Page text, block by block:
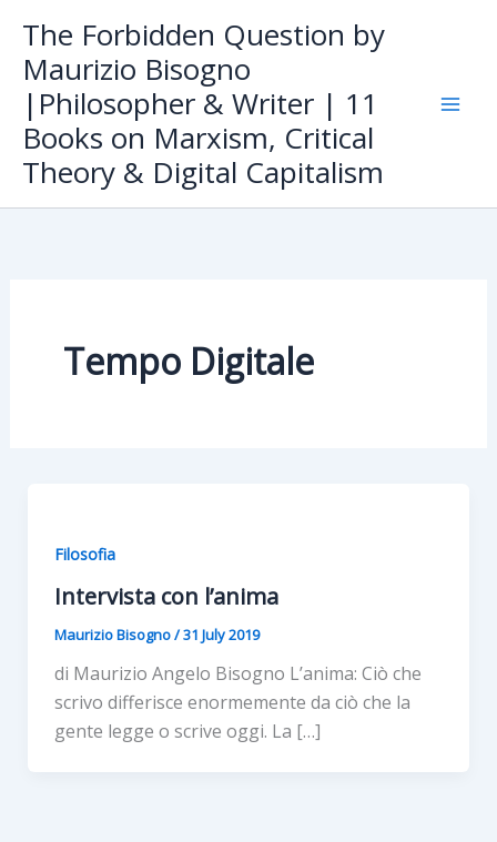
content
The Forbidden Question by
Maurizio Bisogno
|Philosopher & Writer | 11
Books on Marxism, Critical
Theory & Digital Capitalism
Tempo Digitale
Filosofia
Intervista con l’anima
Maurizio Bisogno/31 July 2019
di Maurizio Angelo Bisogno L’anima: Ciò che
scrivo differisce enormemente da ciò che la
gente legge o scrive oggi. La […]